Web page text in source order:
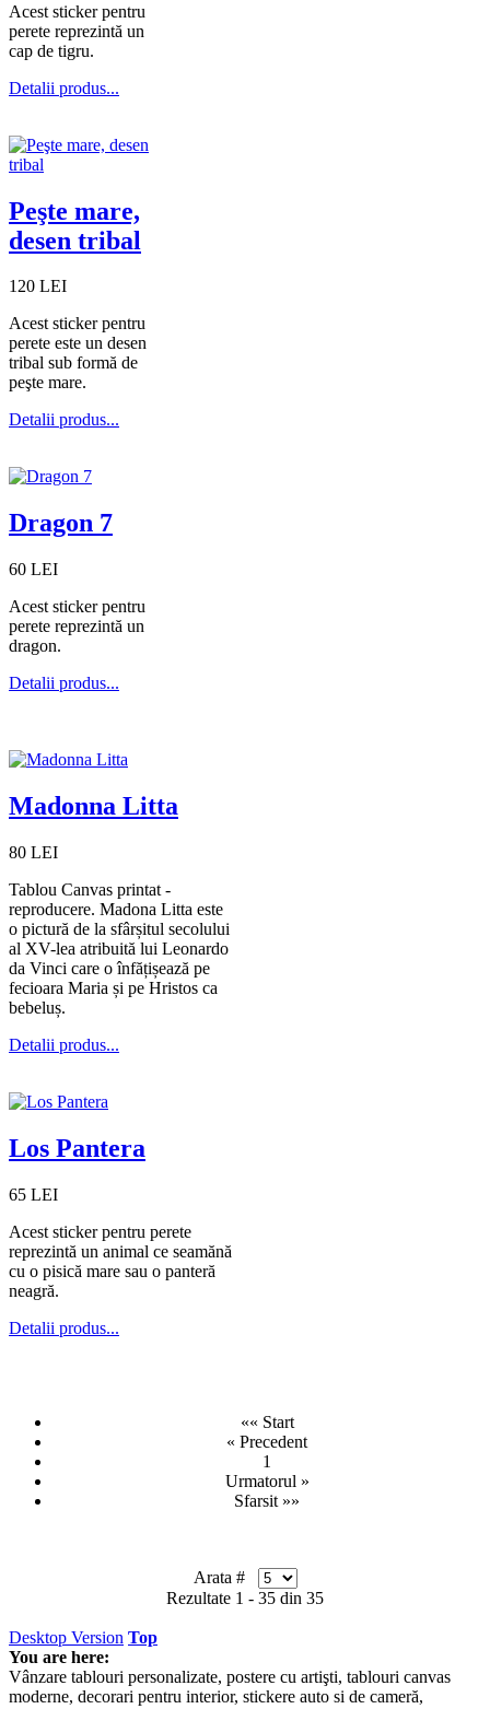
Acest sticker pentru
perete reprezintă un
cap de tigru.
Detalii produs...
Peşte mare,
desen tribal
120 LEI
Acest sticker pentru
perete este un desen
tribal sub formă de
peşte mare.
Detalii produs...
Dragon 7
60 LEI
Acest sticker pentru
perete reprezintă un
dragon.
Detalii produs...
Madonna Litta
80 LEI
Tablou Canvas printat -
reproducere. Madona Litta este
o pictură de la sfârșitul secolului
al XV-lea atribuită lui Leonardo
da Vinci care o înfățișează pe
fecioara Maria și pe Hristos ca
bebeluș.
Detalii produs...
Los Pantera
65 LEI
Acest sticker pentru perete
reprezintă un animal ce seamănă
cu o pisică mare sau o panteră
neagră.
Detalii produs...
«« Start
« Precedent
1
Urmatorul »
Sfarsit »»
Arata #
Rezultate 1 - 35 din 35
Desktop Version Top
You are here:
Vânzare tablouri personalizate, postere cu artişti, tablouri canvas
moderne, decorari pentru interior, stickere auto si de cameră,